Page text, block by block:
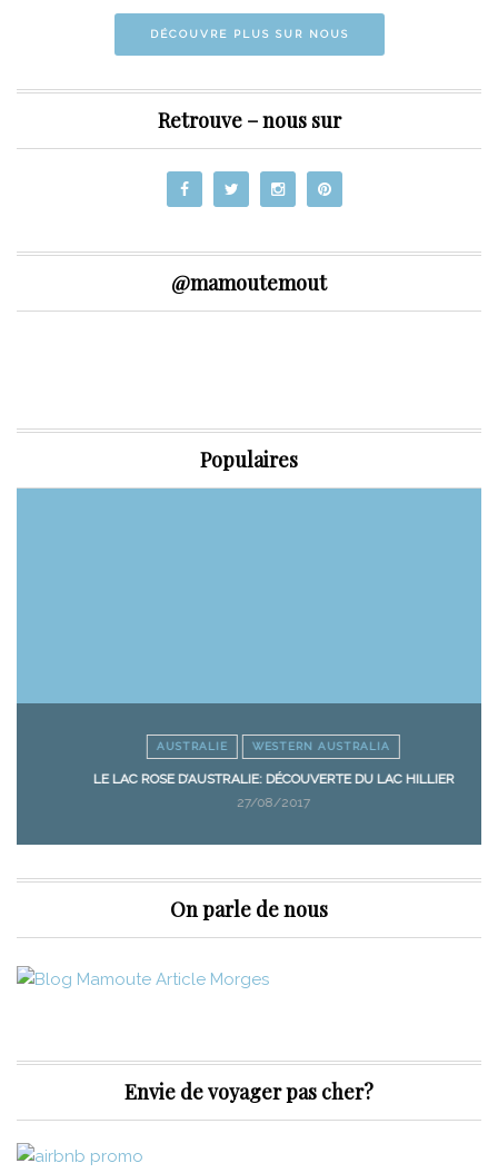
DÉCOUVRE PLUS SUR NOUS
Retrouve – nous sur
@mamoutemout
Populaires
AUSTRALIE WESTERN AUSTRALIA
LE LAC ROSE D’AUSTRALIE: DÉCOUVERTE DU LAC HILLIER
27/08/2017
On parle de nous
Envie de voyager pas cher?